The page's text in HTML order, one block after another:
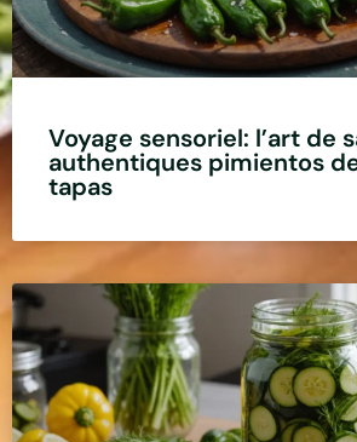
Voyage sensoriel: l’art de
authentiques pimientos
tapas